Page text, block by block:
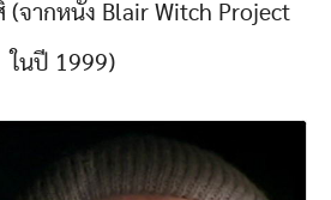
(จากหนัง Blair Witch Project
ในปี 1999)